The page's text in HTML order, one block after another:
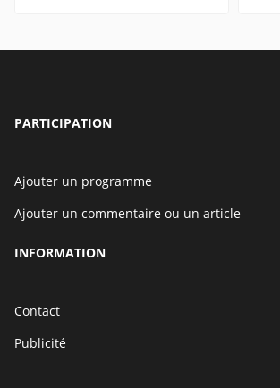
PARTICIPATION
Ajouter un programme
Ajouter un commentaire ou un article
INFORMATION
Contact
Publicité